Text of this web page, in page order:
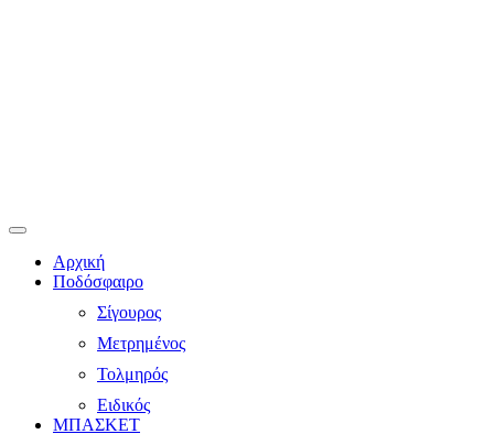
Αρχική
Ποδόσφαιρο
Σίγουρος
Μετρημένος
Τολμηρός
Ειδικός
ΜΠΑΣΚΕΤ